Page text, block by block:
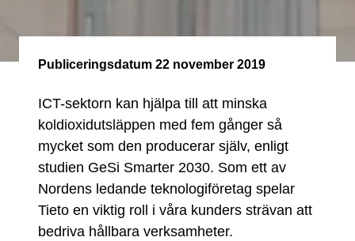
Publiceringsdatum 22 november 2019
ICT-sektorn kan hjälpa till att minska
koldioxidutsläppen med fem gånger så
mycket som den producerar själv, enligt
studien GeSi Smarter 2030. Som ett av
Nordens ledande teknologiföretag spelar
Tieto en viktig roll i våra kunders strävan att
bedriva hållbara verksamheter.